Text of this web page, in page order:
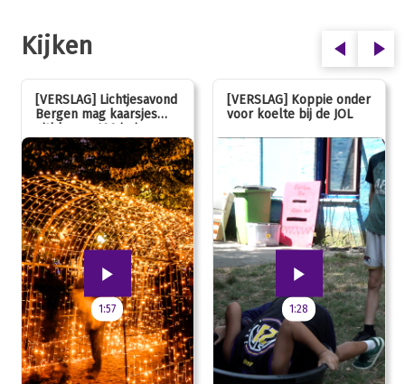
Kijken
[VERSLAG] Lichtjesavond
Bergen mag kaarsjes
uitblazen: 100 jarig
jubileum!
1:57
[VERSLAG] Koppie onder
voor koelte bij de JOL
1:28